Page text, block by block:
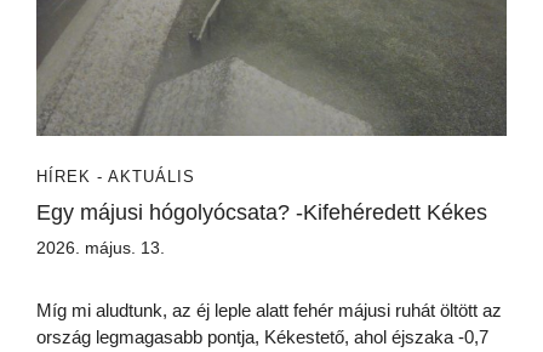
HÍREK - AKTUÁLIS
Egy májusi hógolyócsata? -Kifehéredett Kékes
2026. május. 13.
Míg mi aludtunk, az éj leple alatt fehér májusi ruhát öltött az
ország legmagasabb pontja, Kékestető, ahol éjszaka -0,7